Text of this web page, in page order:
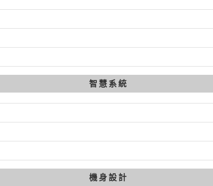
智慧系統
機身設計